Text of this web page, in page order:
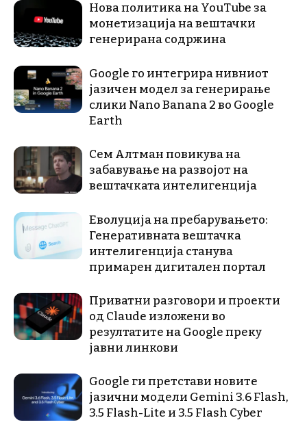
Нова политика на YouTube за
монетизација на вештачки
генерирана содржина
Google го интегрира нивниот
јазичен модел за генерирање
слики Nano Banana 2 во Google
Earth
Сем Алтман повикува на
забавување на развојот на
вештачката интелигенција
Еволуција на пребарувањето:
Генеративната вештачка
интелигенција станува
примарен дигитален портал
Приватни разговори и проекти
од Claude изложени во
резултатите на Google преку
јавни линкови
Google ги претстави новите
јазични модели Gemini 3.6 Flash,
3.5 Flash-Lite и 3.5 Flash Cyber